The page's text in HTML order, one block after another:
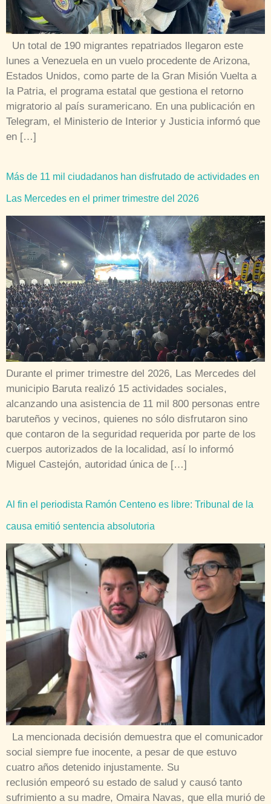
Un total de 190 migrantes repatriados llegaron este
lunes a Venezuela en un vuelo procedente de Arizona,
Estados Unidos, como parte de la Gran Misión Vuelta a
la Patria, el programa estatal que gestiona el retorno
migratorio al país suramericano. En una publicación en
Telegram, el Ministerio de Interior y Justicia informó que
en […]
Más de 11 mil ciudadanos han disfrutado de actividades en
Las Mercedes en el primer trimestre del 2026
Durante el primer trimestre del 2026, Las Mercedes del
municipio Baruta realizó 15 actividades sociales,
alcanzando una asistencia de 11 mil 800 personas entre
baruteños y vecinos, quienes no sólo disfrutaron sino
que contaron de la seguridad requerida por parte de los
cuerpos autorizados de la localidad, así lo informó
Miguel Castejón, autoridad única de […]
Al fin el periodista Ramón Centeno es libre: Tribunal de la
causa emitió sentencia absolutoria
La mencionada decisión demuestra que el comunicador
social siempre fue inocente, a pesar de que estuvo
cuatro años detenido injustamente. Su
reclusión empeoró su estado de salud y causó tanto
sufrimiento a su madre, Omaira Navas, que ella murió de